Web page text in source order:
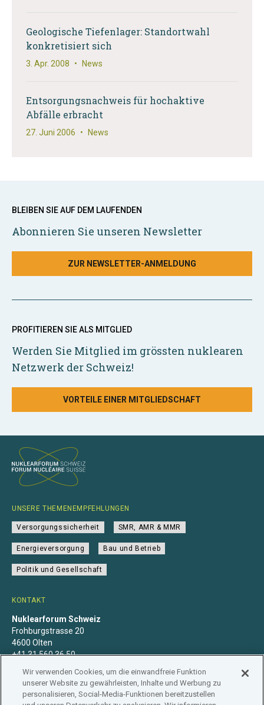
Geologische Tiefenlager: Standortwahl
konkretisiert sich
3. Apr. 2008 • News
Entsorgungsnachweis für hochaktive
Abfälle erbracht
27. Juni 2006 • News
BLEIBEN SIE AUF DEM LAUFENDEN
Abonnieren Sie unseren Newsletter
ZUR NEWSLETTER-ANMELDUNG
PROFITIEREN SIE ALS MITGLIED
Werden Sie Mitglied im grössten nuklearen
Netzwerk der Schweiz!
VORTEILE EINER MITGLIEDSCHAFT
KONTAKT
Nuklearforum Schweiz
Frohburgstrasse 20
4600 Olten
+41 31 560 36 50
UNSERE THEMENEMPFEHLUNGEN
Versorgungssicherheit SMR, AMR & MMR
Energieversorgung Bau und Betrieb
Politik und Gesellschaft
Wir verwenden Cookies, um die einwandfreie Funktion
unserer Website zu gewährleisten, Inhalte und Werbung zu
personalisieren, Social-Media-Funktionen bereitzustellen